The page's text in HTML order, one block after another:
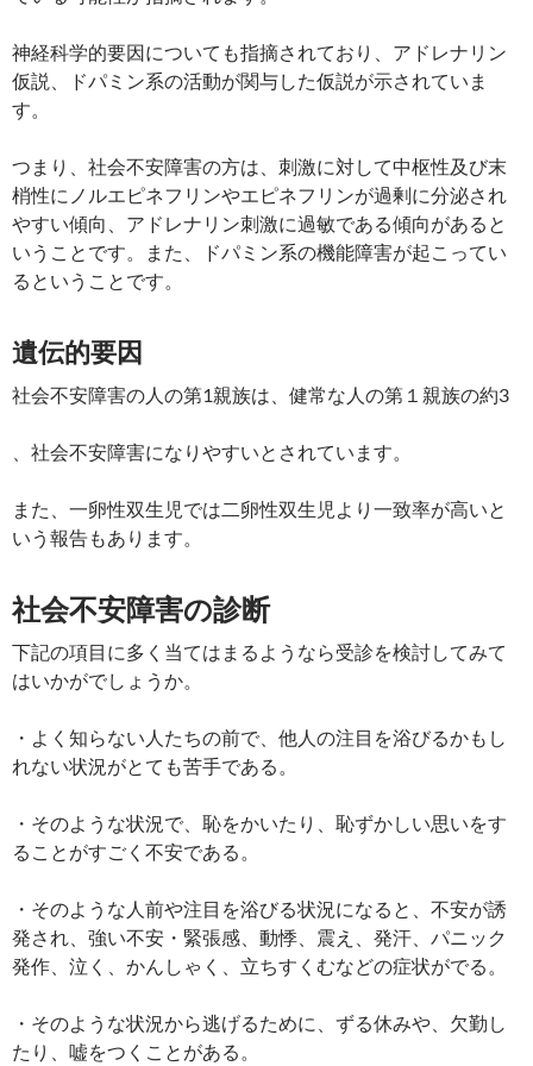
神経科学的要因についても指摘されており、アドレナリン
仮説、ドパミン系の活動が関与した仮説が示されていま
す。
つまり、社会不安障害の方は、刺激に対して中枢性及び末
梢性にノルエピネフリンやエピネフリンが過剰に分泌され
やすい傾向、アドレナリン刺激に過敏である傾向があると
いうことです。また、ドパミン系の機能障害が起こってい
るということです。
遺伝的要因
社会不安障害の人の第1親族は、健常な人の第１親族の約3
、社会不安障害になりやすいとされています。
また、一卵性双生児では二卵性双生児より一致率が高いと
いう報告もあります。
社会不安障害の診断
下記の項目に多く当てはまるようなら受診を検討してみて
はいかがでしょうか。
・よく知らない人たちの前で、他人の注目を浴びるかもし
れない状況がとても苦手である。
・そのような状況で、恥をかいたり、恥ずかしい思いをす
ることがすごく不安である。
・そのような人前や注目を浴びる状況になると、不安が誘
発され、強い不安・緊張感、動悸、震え、発汗、パニック
発作、泣く、かんしゃく、立ちすくむなどの症状がでる。
・そのような状況から逃げるために、ずる休みや、欠勤し
たり、嘘をつくことがある。